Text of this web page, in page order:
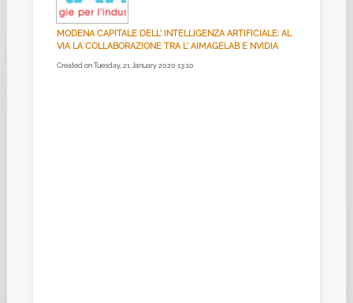
MODENA CAPITALE DELL' INTELLIGENZA ARTIFICIALE: AL
VIA LA COLLABORAZIONE TRA L' AIMAGELAB E NVIDIA
Created on Tuesday, 21 January 2020 13:10